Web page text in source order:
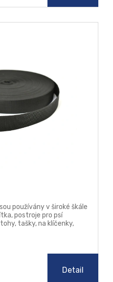
používány v široké škále
postroje pro psí
tašky, na klíčenky,
Detail